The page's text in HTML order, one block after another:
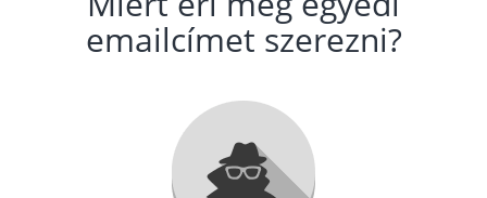
emailcímet szerezni?